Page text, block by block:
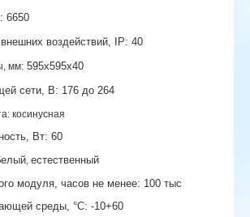
6650
воздействий, IP: 40
мм: 595х595х40
сети, В: 176 до 264
косинусная
Вт: 60
естественный
модуля, часов не менее: 100 тыс
среды, °С: -10+60